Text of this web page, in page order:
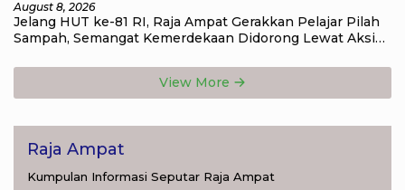
August 8, 2026
Jelang HUT ke-81 RI, Raja Ampat Gerakkan Pelajar Pilah
Sampah, Semangat Kemerdekaan Didorong Lewat Aksi
View More
Raja Ampat
Kumpulan Informasi Seputar Raja Ampat